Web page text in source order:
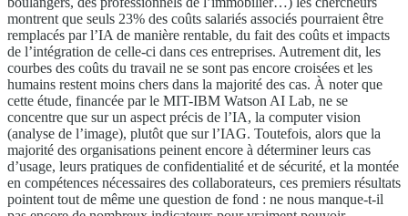
montrent que seuls 23% des coûts salariés associés pourraient être
remplacés par l’IA de manière rentable, du fait des coûts et impacts
de l’intégration de celle-ci dans ces entreprises. Autrement dit, les
courbes des coûts du travail ne se sont pas encore croisées et les
humains restent moins chers dans la majorité des cas. À noter que
cette étude, financée par le MIT-IBM Watson AI Lab, ne se
concentre que sur un aspect précis de l’IA, la computer vision
(analyse de l’image), plutôt que sur l’IAG. Toutefois, alors que la
majorité des organisations peinent encore à déterminer leurs cas
d’usage, leurs pratiques de confidentialité et de sécurité, et la montée
en compétences nécessaires des collaborateurs, ces premiers résultats
pointent tout de même une question de fond : ne nous manque-t-il